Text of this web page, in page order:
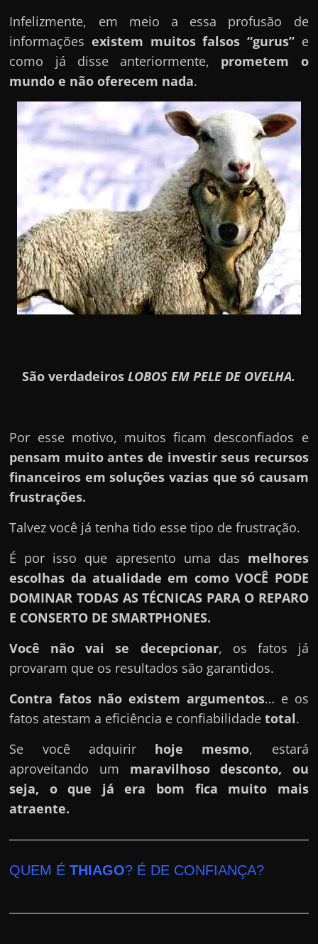
Infelizmente, em meio a essa profusão de
informaçõesexistem muitos falsos “gurus”e
como já disse anteriormente, prometem o
mundo e não oferecem nada.
São verdadeirosLOBOS EM PELE DE OVELHA.
Por esse motivo, muitos ficam desconfiados e
pensam muito antes de investir seus recursos
financeiros em soluções vazias que só causam
frustrações.
Talvez você já tenha tido esse tipo de frustração.
É por isso que apresento uma das melhores
escolhas da atualidade em como VOCÊ PODE
DOMINAR TODAS AS TÉCNICAS PARA O REPARO
E CONSERTO DE SMARTPHONES.
Você não vai se decepcionar, os fatos já
provaram que os resultados são garantidos.
Contra fatos não existem argumentos… e os
fatos atestam a eficiência e confiabilidadetotal.
Se você adquirir hoje mesmo, estará
aproveitando um maravilhoso desconto, ou
seja, o que já era bom fica muito mais
atraente.
QUEM ÉTHIAGO? É DE CONFIANÇA?